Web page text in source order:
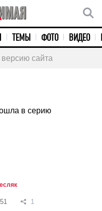
ТЕМЫ ФОТО ВИДЕО
сайта
в серию
1